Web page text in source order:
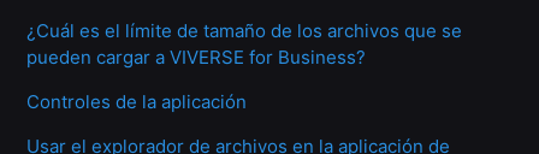
¿Cuál es el límite de tamaño de los archivos que se
pueden cargar a VIVERSE for Business?
Controles de la aplicación
Usar el explorador de archivos en la aplicación de